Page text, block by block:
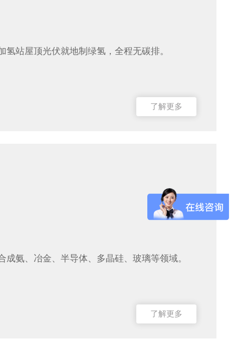
站屋顶光伏就地制绿氢，全程无碳排。
了解更多
氨、冶金、半导体、多晶硅、玻璃等领域。
了解更多